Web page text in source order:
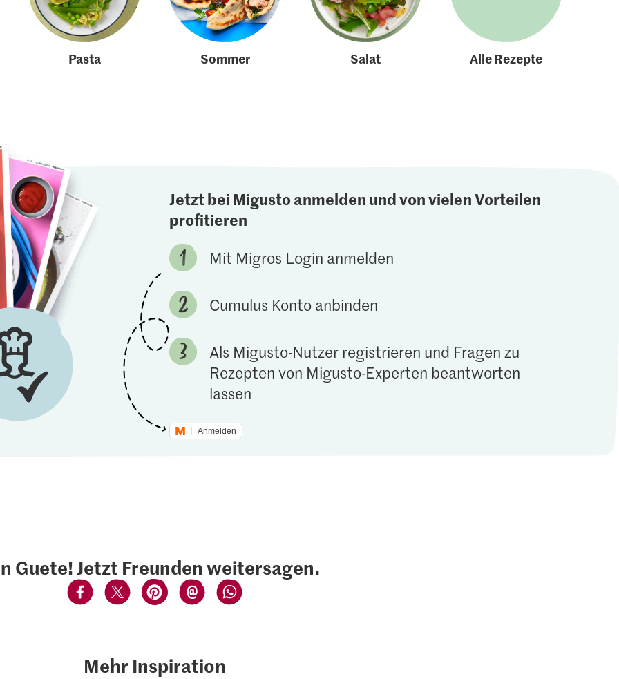
Pasta Sommer Salat Alle Rezepte
Jetzt bei Migusto anmelden und von vielen Vorteilen
profitieren
Mit Migros Login anmelden
Cumulus Konto anbinden
Als Migusto-Nutzer registrieren und Fragen zu
Rezepten von Migusto-Experten beantworten
lassen
Anmelden
Guete! Jetzt Freunden weitersagen.
Mehr Inspiration